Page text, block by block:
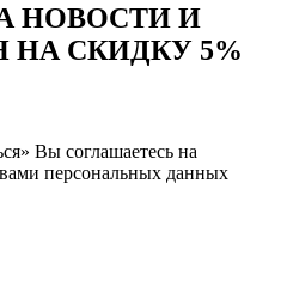
НОВОСТИ И
НА СКИДКУ 5%
Вы соглашаетесь на
персональных данных